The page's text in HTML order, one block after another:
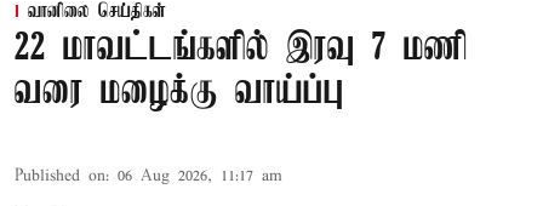
வானிலை செய்திகள்
22 மாவட்டங்களில் இரவு 7 மணி
வரை மழைக்கு வாய்ப்பு
Published on: 06 Aug 2026, 11:17 am